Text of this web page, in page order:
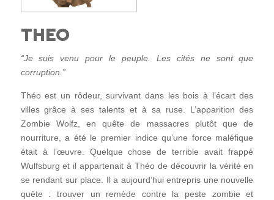
THEO
“Je suis venu pour le peuple. Les cités ne sont que
corruption.”
Théo est un rôdeur, survivant dans les bois à l’écart des
villes grâce à ses talents et à sa ruse. L’apparition des
Zombie Wolfz, en quête de massacres plutôt que de
nourriture, a été le premier indice qu’une force maléfique
était à l’œuvre. Quelque chose de terrible avait frappé
Wulfsburg et il appartenait à Théo de découvrir la vérité en
se rendant sur place. Il a aujourd’hui entrepris une nouvelle
quête : trouver un remède contre la peste zombie et